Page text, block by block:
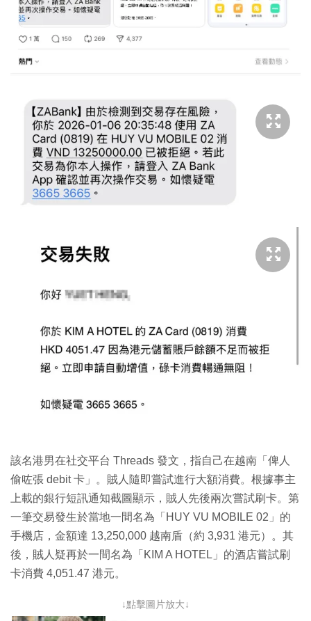
該名港男在社交平台 Threads 發文，指自己在越南「俾人
偷咗張 debit 卡」。賊人隨即嘗試進行大額消費。根據事主
上載的銀行短訊通知截圖顯示，賊人先後兩次嘗試刷卡。第
一筆交易發生於當地一間名為「HUY VU MOBILE 02」的
手機店，金額達 13,250,000 越南盾（約 3,931 港元）。其
後，賊人疑再於一間名為「KIM A HOTEL」的酒店嘗試刷
卡消費 4,051.47 港元。
↓點擊圖片放大↓